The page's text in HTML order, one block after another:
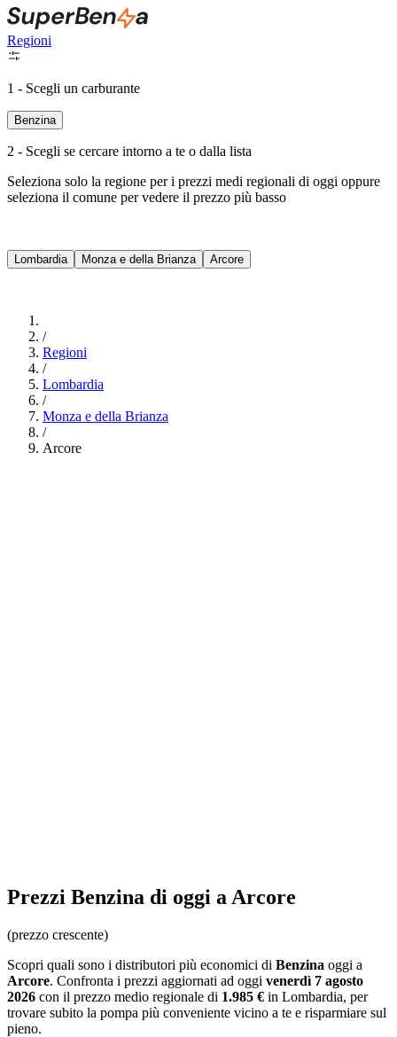
Regioni
1 - Scegli un carburante
Benzina
2 - Scegli se cercare intorno a te o dalla lista
Seleziona solo la regione per i prezzi medi regionali di oggi oppure
seleziona il comune per vedere il prezzo più basso
Lombardia Monza e della Brianza Arcore
/
Regioni
/
Lombardia
/
Monza e della Brianza
/
Arcore
Prezzi Benzina di oggi a Arcore
(prezzo crescente)
Scopri quali sono i distributori più economici di Benzina oggi a
Arcore. Confronta i prezzi aggiornati ad oggi venerdì 7 agosto
2026 con il prezzo medio regionale di 1.985 € in Lombardia, per
trovare subito la pompa più conveniente vicino a te e risparmiare sul
pieno.